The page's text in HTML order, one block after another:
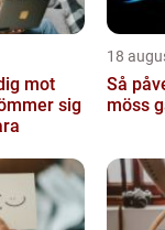
mot
sig
18
Så
möss